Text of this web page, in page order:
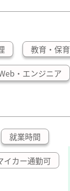
教育・保育
・エンジニア
就業時間
イカー通勤可